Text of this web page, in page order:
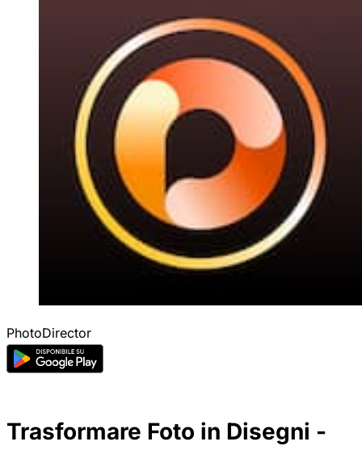
PhotoDirector
Trasformare Foto in Disegni -